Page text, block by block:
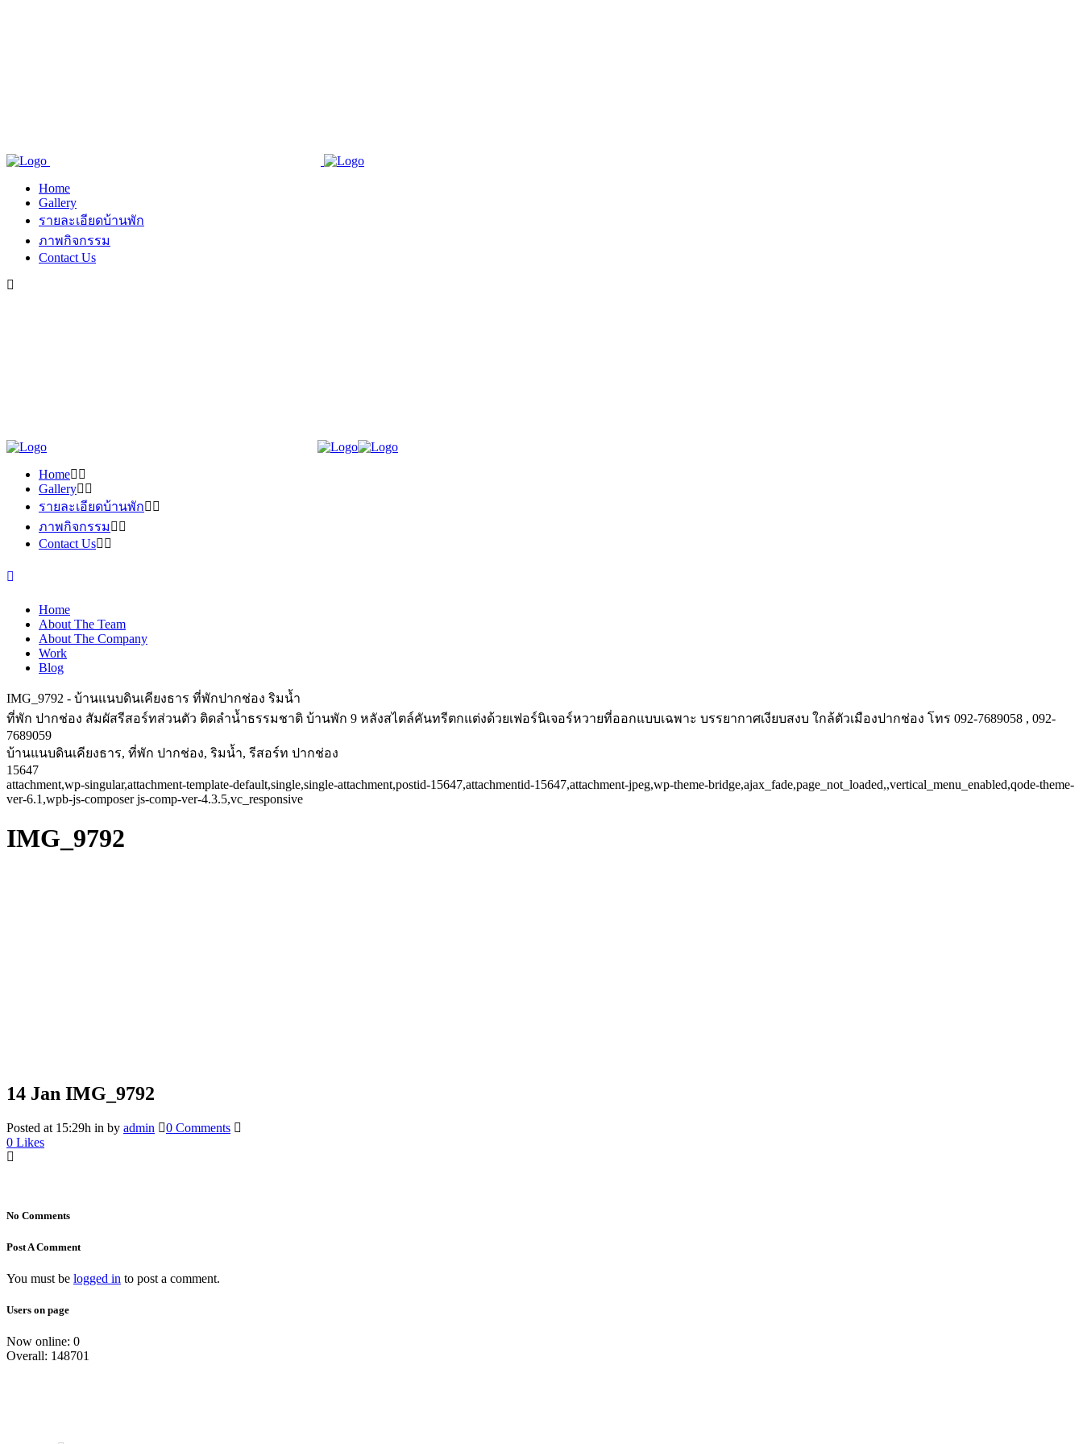
Home
Gallery
รายละเอียดบ้านพัก
ภาพกิจกรรม
Contact Us
Home
Gallery
รายละเอียดบ้านพัก
ภาพกิจกรรม
Contact Us
Home
About The Team
About The Company
Work
Blog
IMG_9792 - บ้านแนบดินเคียงธาร ที่พักปากช่อง ริมน้ำ
ที่พัก ปากช่อง สัมผัสรีสอร์ทส่วนตัว ติดลำน้ำธรรมชาติ บ้านพัก 9 หลังสไตล์คันทรีตกแต่งด้วยเฟอร์นิเจอร์หวายที่ออกแบบเฉพาะ บรรยากาศเงียบสงบ ใกล้ตัวเมืองปากช่อง โทร 092-7689058 , 092-
7689059
บ้านแนบดินเคียงธาร, ที่พัก ปากช่อง, ริมน้ำ, รีสอร์ท ปากช่อง
15647
attachment,wp-singular,attachment-template-default,single,single-attachment,postid-15647,attachmentid-15647,attachment-jpeg,wp-theme-bridge,ajax_fade,page_not_loaded,,vertical_menu_enabled,qode-theme-
ver-6.1,wpb-js-composer js-comp-ver-4.3.5,vc_responsive
IMG_9792
14 Jan IMG_9792
Posted at 15:29h in by admin
0 Comments
0 Likes
No Comments
Post A Comment
You must be logged in to post a comment.
Users on page
Now online: 0
Overall: 148701